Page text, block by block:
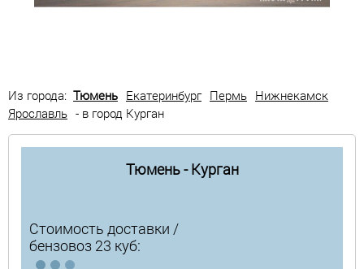
Из города: Тюмень Екатеринбург Пермь Нижнекамск
Ярославль - в город Курган
Тюмень - Курган
Стоимость доставки /
бензовоз 23 куб: